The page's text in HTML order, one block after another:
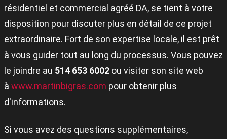
résidentiel et commercial agréé DA, se tient à votre
disposition pour discuter plus en détail de ce projet
extraordinaire. Fort de son expertise locale, il est prêt
à vous guider tout au long du processus. Vous pouvez
le joindre au 514 653 6002 ou visiter son site web
à www.martinbigras.com pour obtenir plus
d'informations.
Si vous avez des questions supplémentaires,